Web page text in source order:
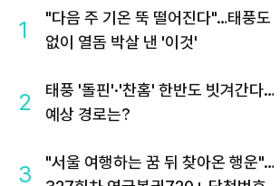
1
"다음 주 기온 뚝 떨어진다"…태풍도
없이 열돔 박살 낸 '이것'
2
태풍 '돌핀'·'찬홈' 한반도 빗겨간다…
예상 경로는?
3
"서울 여행하는 꿈 뒤 찾아온 행운"…